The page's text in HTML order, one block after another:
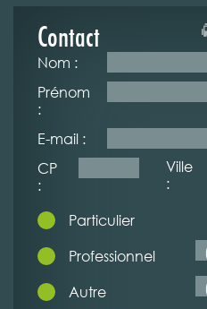
Contact
Nom :
Prénom
:
E-mail :
CP
:
Ville
:
Particulier
Professionnel
Autre